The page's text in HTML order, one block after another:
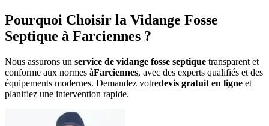
Pourquoi Choisir la Vidange Fosse
Septique à Farciennes ?
Nous assurons un service de vidange fosse septique transparent et
conforme aux normes àFarciennes, avec des experts qualifiés et des
équipements modernes. Demandez votredevis gratuit en ligne et
planifiez une intervention rapide.